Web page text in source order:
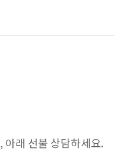
, 아래 선불 상담하세요.